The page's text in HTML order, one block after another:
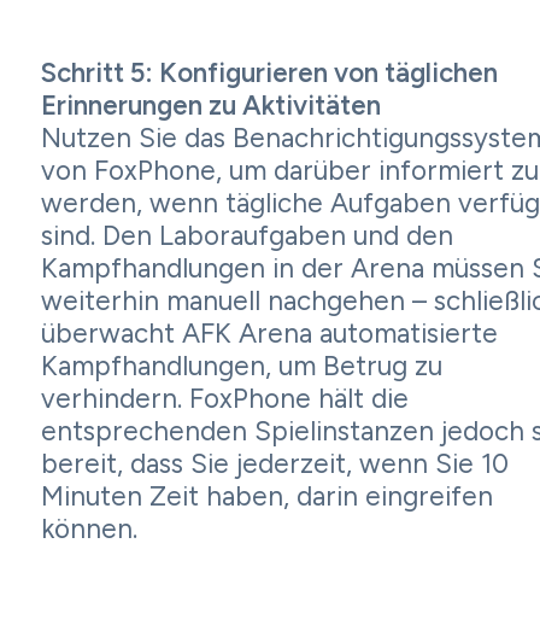
Schritt 5: Konfigurieren von täglichen
Erinnerungen zu Aktivitäten
Nutzen Sie das
von FoxPhone, um darüber informiert zu
werden, wenn tägliche Aufgaben
sind. Den Laboraufgaben und den
Kampfhandlungen in der Arena müssen
weiterhin manuell nachgehen –
überwacht AFK Arena automatisierte
Kampfhandlungen, um Betrug zu
verhindern. FoxPhone hält die
entsprechenden Spielinstanzen jedoch
bereit, dass Sie jederzeit, wenn Sie 10
Minuten Zeit haben, darin eingreifen
können.